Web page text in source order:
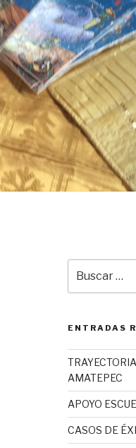
por:
ENTRADAS
AMATEPEC
APOYO
CASOS DE